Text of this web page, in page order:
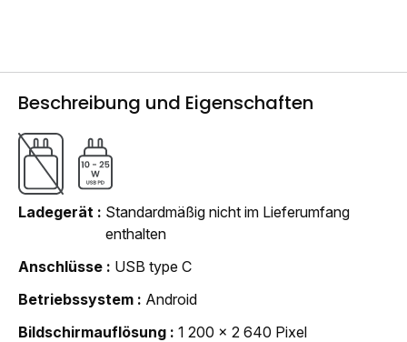
Beschreibung und Eigenschaften
Ladegerät
Standardmäßig nicht im Lieferumfang
enthalten
Anschlüsse
USB type C
Betriebssystem
Android
Bildschirmauflösung
1 200 x 2 640 Pixel